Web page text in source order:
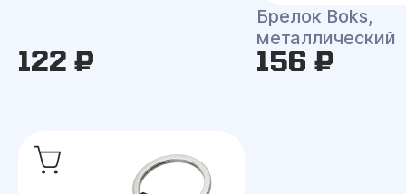
122 ₽
Брелок Boks,
металлический
156 ₽